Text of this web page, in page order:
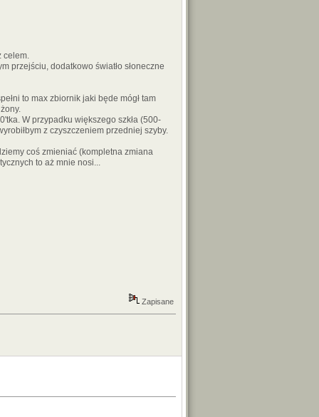
celem.
przejściu, dodatkowo światło słoneczne
to max zbiornik jaki będe mógł tam
W przypadku większego szkła (500-
z czyszczeniem przedniej szyby.
coś zmieniać (kompletna zmiana
to aż mnie nosi...
Zapisane